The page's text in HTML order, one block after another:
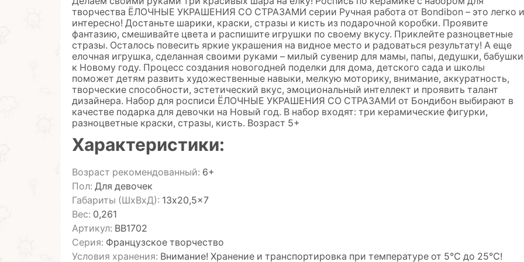
творчества ЁЛОЧНЫЕ УКРАШЕНИЯ СО СТРАЗАМИ серии Ручная работа от Bondibon – это легко и
интересно! Достаньте шарики, краски, стразы и кисть из подарочной коробки. Проявите
фантазию, смешивайте цвета и распишите игрушки по своему вкусу. Приклейте разноцветные
стразы. Осталось повесить яркие украшения на видное место и радоваться результату! А еще
елочная игрушка, сделанная своими руками – милый сувенир для мамы, папы, дедушки, бабушки
к Новому году. Процесс создания новогодней поделки для дома, детского сада и школы
поможет детям развить художественные навыки, мелкую моторику, внимание, аккуратность,
творческие способности, эстетический вкус, эмоциональный интеллект и проявить талант
дизайнера. Набор для росписи ЁЛОЧНЫЕ УКРАШЕНИЯ СО СТРАЗАМИ от Бондибон выбирают в
качестве подарка для девочки на Новый год. В набор входят: три керамические фигурки,
разноцветные краски, стразы, кисть. Возраст 5+
Характеристики:
Возраст рекомендованный: 6+
Пол: Для девочек
Габариты (ШхВхД): 13x20,5x7
Вес: 0,261
Артикул: ВВ1702
Серия: Французское творчество
Условия хранения: Внимание! Хранение и транспортировка при температуре от 5℃ до 25℃!